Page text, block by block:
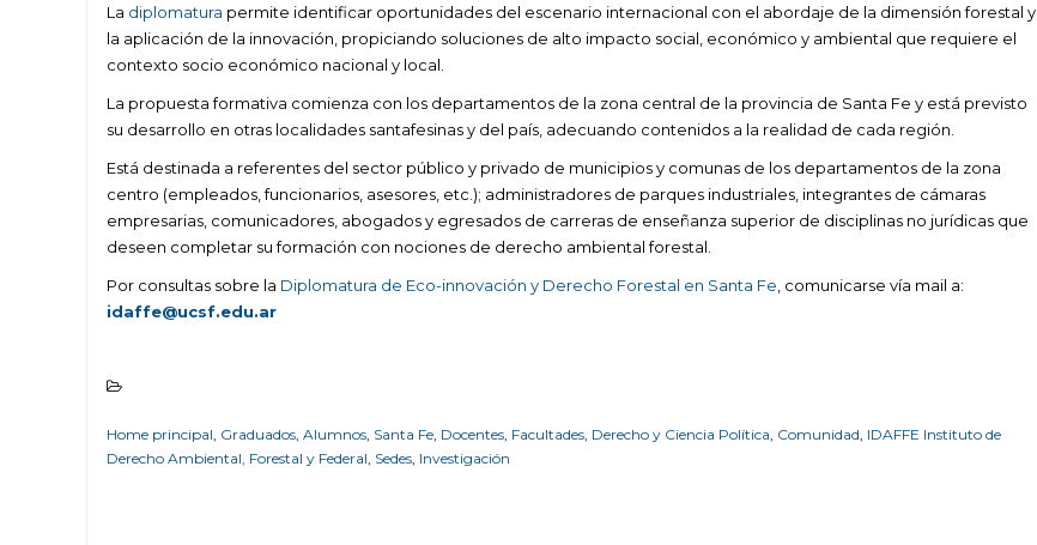
La diplomatura permite identificar oportunidades del escenario internacional con el abordaje de la dimensión forestal y
la aplicación de la innovación, propiciando soluciones de alto impacto social, económico y ambiental que requiere el
contexto socio económico nacional y local.
La propuesta formativa comienza con los departamentos de la zona central de la provincia de Santa Fe y está previsto
su desarrollo en otras localidades santafesinas y del país, adecuando contenidos a la realidad de cada región.
Está destinada a referentes del sector público y privado de municipios y comunas de los departamentos de la zona
centro (empleados, funcionarios, asesores, etc.); administradores de parques industriales, integrantes de cámaras
empresarias, comunicadores, abogados y egresados de carreras de enseñanza superior de disciplinas no jurídicas que
deseen completar su formación con nociones de derecho ambiental forestal.
Por consultas sobre la Diplomatura de Eco-innovación y Derecho Forestal en Santa Fe, comunicarse vía mail a:
idaffe@ucsf.edu.ar
Home principal, Graduados, Alumnos, Santa Fe, Docentes, Facultades, Derecho y Ciencia Política, Comunidad, IDAFFE Instituto de
Derecho Ambiental, Forestal y Federal, Sedes, Investigación